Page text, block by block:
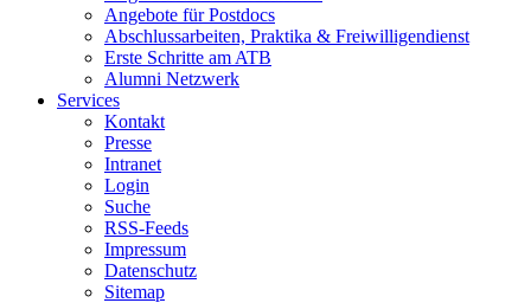
Angebote für Postdocs
Abschlussarbeiten, Praktika & Freiwilligendienst
Erste Schritte am ATB
Alumni Netzwerk
Services
Kontakt
Presse
Intranet
Login
Suche
RSS-Feeds
Impressum
Datenschutz
Sitemap